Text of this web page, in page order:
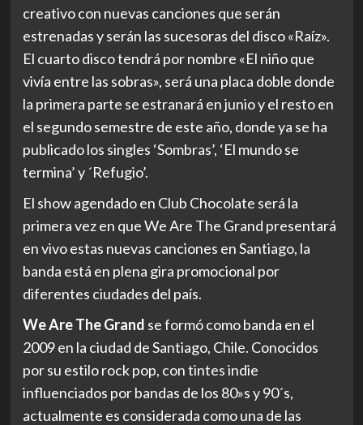
creativo con nuevas canciones que serán
estrenadas y serán las sucesoras del disco «Raíz».
El cuarto disco tendrá por nombre «El niño que
vivía entre las sobras», será una placa doble donde
la primera parte se estranará en junio y el resto en
el segundo semestre de este año, donde ya se ha
publicado los singles ‘Sombras’, ‘El mundo se
termina’ y ´Refugio’.
El show agendado en Club Chocolate será la
primera vez en que We Are The Grand presentará
en vivo estas nuevas canciones en Santiago, la
banda está en plena gira promocional por
diferentes ciudades del país.
We Are The Grand se formó como banda en el
2009 en la ciudad de Santiago, Chile. Conocidos
por su estilo rock pop, con tintes indie
influenciados por bandas de los 80»s y 90´s,
actualmente es considerada como una de las